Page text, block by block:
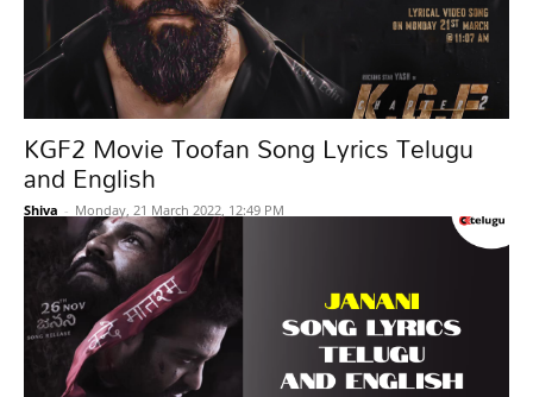
KGF2 Movie Toofan Song Lyrics Telugu
and English
Shiva - Monday, 21 March 2022, 12:49 PM